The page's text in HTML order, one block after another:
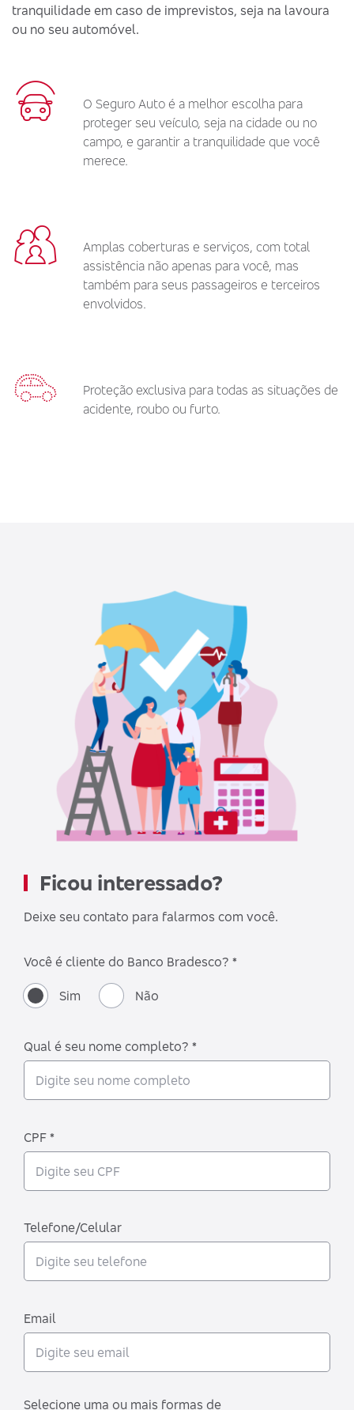
tranquilidade em caso de imprevistos, seja na lavoura
ou no seu automóvel.
O Seguro Auto é a melhor escolha para
proteger seu veículo, seja na cidade ou no
campo, e garantir a tranquilidade que você
merece.
Amplas coberturas e serviços, com total
assistência não apenas para você, mas
também para seus passageiros e terceiros
envolvidos.
Proteção exclusiva para todas as situações de
acidente, roubo ou furto.
Ficou interessado?
Deixe seu contato para falarmos com você.
Você é cliente do Banco Bradesco? *
Sim Não
Qual é seu nome completo? *
CPF *
Telefone/Celular
Email
Selecione uma ou mais formas de